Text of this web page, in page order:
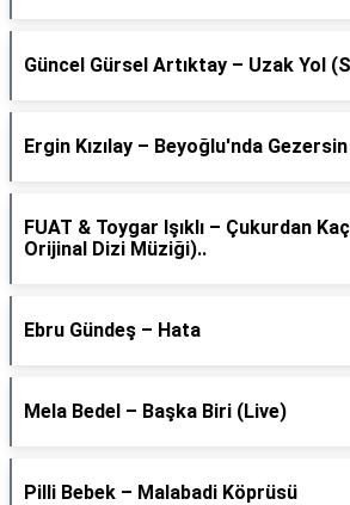
Güncel Gürsel Artıktay – Uzak Yol
Ergin Kızılay – Beyoğlu'nda Gezersin
FUAT & Toygar Işıklı – Çukurdan
Orijinal Dizi Müziği)..
Ebru Gündeş – Hata
Mela Bedel – Başka Biri (Live)
Pilli Bebek – Malabadi Köprüsü